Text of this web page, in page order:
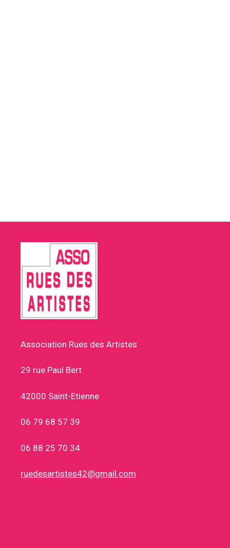
Association Rues des Artistes
29 rue Paul Bert
42000 Saint-Etienne
06 79 68 57 39
06 88 25 70 34
ruedesartistes42@gmail.com